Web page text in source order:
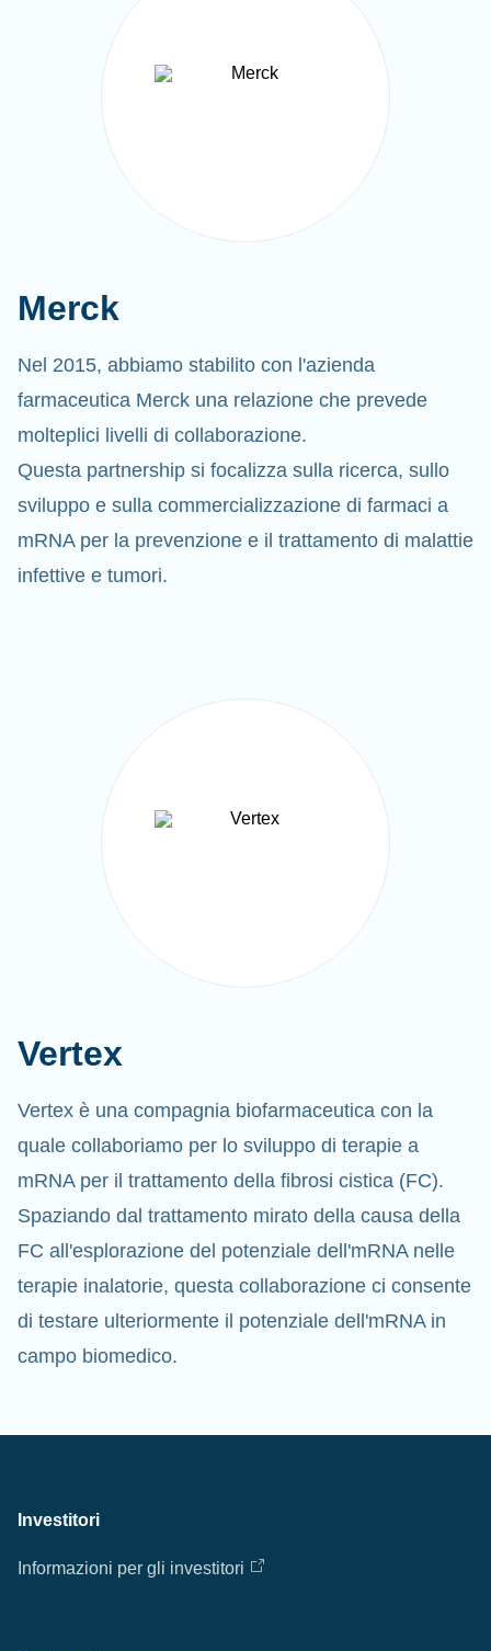
Merck
Nel 2015, abbiamo stabilito con l'azienda
farmaceutica Merck una relazione che prevede
molteplici livelli di collaborazione.
Questa partnership si focalizza sulla ricerca, sullo
sviluppo e sulla commercializzazione di farmaci a
mRNA per la prevenzione e il trattamento di malattie
infettive e tumori.
Vertex
Vertex è una compagnia biofarmaceutica con la
quale collaboriamo per lo sviluppo di terapie a
mRNA per il trattamento della fibrosi cistica (FC).
Spaziando dal trattamento mirato della causa della
FC all'esplorazione del potenziale dell'mRNA nelle
terapie inalatorie, questa collaborazione ci consente
di testare ulteriormente il potenziale dell'mRNA in
campo biomedico.
Investitori
Informazioni per gli investitori